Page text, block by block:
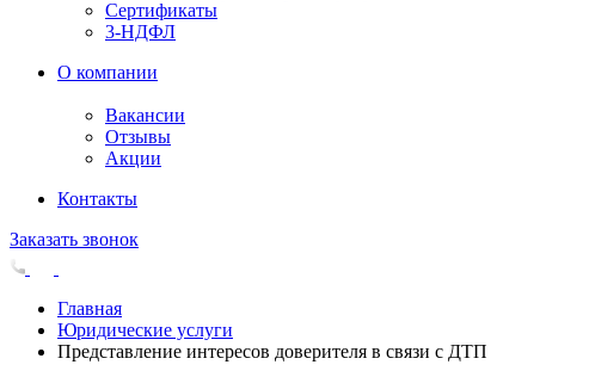
Сертификаты
3-НДФЛ
О компании
Вакансии
Отзывы
Акции
Контакты
Заказать звонок
Главная
Юридические услуги
Представление интересов доверителя в связи с ДТП